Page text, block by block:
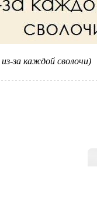
за каждой сволочи)